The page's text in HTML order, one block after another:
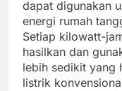
dapat digunakan
energi rumah
Setiap kilowatt-
hasilkan dan
lebih sedikit yang
listrik